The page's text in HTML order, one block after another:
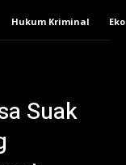
Hukum Kriminal
Suak